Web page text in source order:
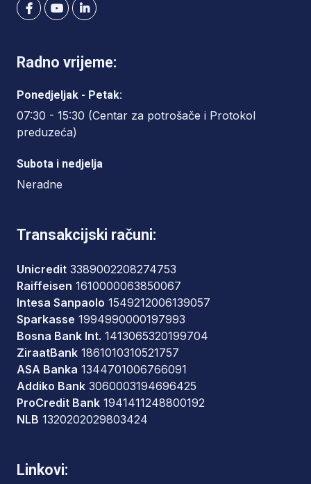
Radno vrijeme:
Ponedjeljak - Petak:
07:30 - 15:30 (Centar za potrošače i Protokol
preduzeća)
Subota i nedjelja
Neradne
Transakcijski računi:
Unicredit 3389002208274753
Raiffeisen 1610000063850067
Intesa Sanpaolo 1549212006139057
Sparkasse 1994990000197993
Bosna Bank Int. 1413065320199704
ZiraatBank 1861010310521757
ASA Banka 1344701006766091
Addiko Bank 3060003194696425
ProCredit Bank 1941411248800192
NLB 1320202029803424
Linkovi: